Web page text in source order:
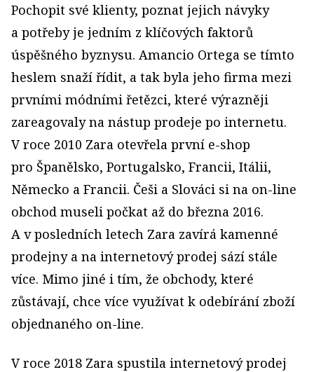
Pochopit své klienty, poznat jejich návyky
a potřeby je jedním z klíčových faktorů
úspěšného byznysu. Amancio Ortega se tímto
heslem snaží řídit, a tak byla jeho firma mezi
prvními módními řetězci, které výrazněji
zareagovaly na nástup prodeje po internetu.
V roce 2010 Zara otevřela první e-shop
pro Španělsko, Portugalsko, Francii, Itálii,
Německo a Francii. Češi a Slováci si na on-line
obchod museli počkat až do března 2016.
A v posledních letech Zara zavírá kamenné
prodejny a na internetový prodej sází stále
více. Mimo jiné i tím, že obchody, které
zůstávají, chce více využívat k odebírání zboží
objednaného on-line.
V roce 2018 Zara spustila internetový prodej